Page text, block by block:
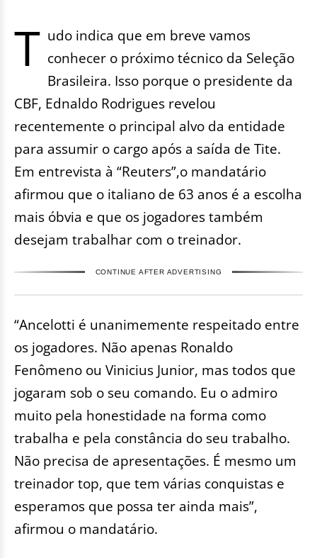
T udo indica que em breve vamos
conhecer o próximo técnico da Seleção
Brasileira. Isso porque o presidente da
CBF, Ednaldo Rodrigues revelou
recentemente o principal alvo da entidade
para assumir o cargo após a saída de Tite.
Em entrevista à “Reuters”,o mandatário
afirmou que o italiano de 63 anos é a escolha
mais óbvia e que os jogadores também
desejam trabalhar com o treinador.
CONTINUE AFTER ADVERTISING
“Ancelotti é unanimemente respeitado entre
os jogadores. Não apenas Ronaldo
Fenômeno ou Vinicius Junior, mas todos que
jogaram sob o seu comando. Eu o admiro
muito pela honestidade na forma como
trabalha e pela constância do seu trabalho.
Não precisa de apresentações. É mesmo um
treinador top, que tem várias conquistas e
esperamos que possa ter ainda mais”,
afirmou o mandatário.